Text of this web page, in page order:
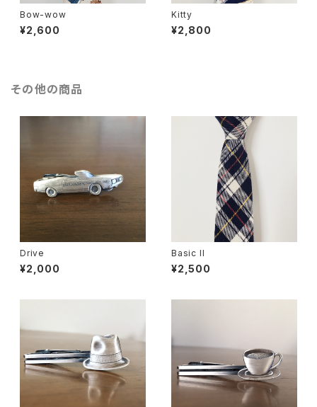
Bow-wow
¥2,600
Kitty
¥2,800
その他の商品
Drive
¥2,000
Basic II
¥2,500